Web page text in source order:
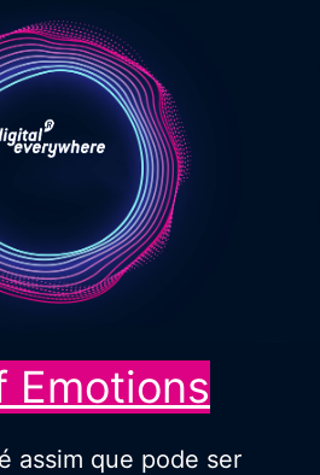
Emotions
assim que pode ser